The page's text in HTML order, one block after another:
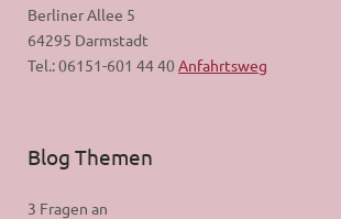
Berliner Allee 5
64295 Darmstadt
Tel.: 06151-601 44 40Anfahrtsweg
Blog Themen
3 Fragen an